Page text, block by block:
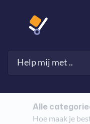
Alle
Hoe maak je